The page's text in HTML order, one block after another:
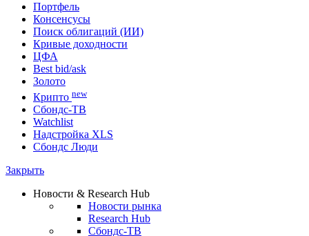
Портфель
Консенсусы
Поиск облигаций (ИИ)
Кривые доходности
ЦФА
Best bid/ask
Золото
Крипто new
Сбондс-ТВ
Watchlist
Надстройка XLS
Сбондс Люди
Закрыть
Новости & Research Hub
Новости рынка
Research Hub
Сбондс-ТВ